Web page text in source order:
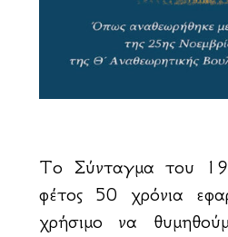
Το Σύνταγμα του
φέτος 50 χρόνια
χρήσιμο να